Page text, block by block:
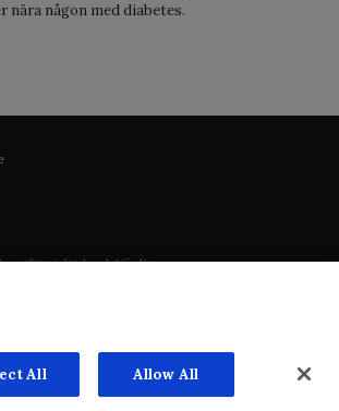
nära någon med diabetes.
giltig i ditt land. Vänligen
i landet där du bor.
för innehållet på externa
säljer utrymme till
All Allow All